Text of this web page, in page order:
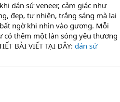
dán sứ veneer, cảm giác như
đẹp, tự nhiên, trắng sáng mà lại
ngờ khi nhìn vào gương. Mỗi
có thêm một làn sóng yêu thương
BÀI VIẾT TẠI ĐÂY: dán sứ